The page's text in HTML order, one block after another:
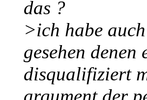
das ?
>ich habe
gesehen
disqualifiziert